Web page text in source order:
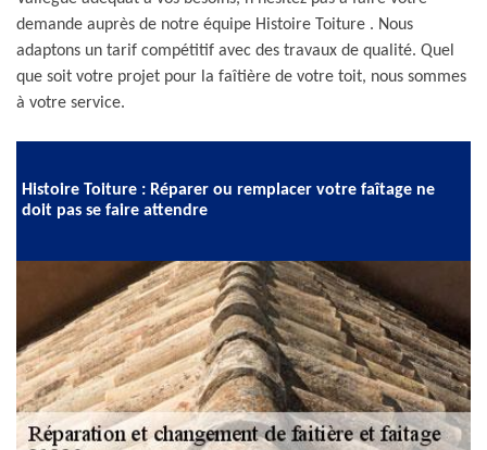
demande auprès de notre équipe Histoire Toiture . Nous
adaptons un tarif compétitif avec des travaux de qualité. Quel
que soit votre projet pour la faîtière de votre toit, nous sommes
à votre service.
Histoire Toiture : Réparer ou remplacer votre faîtage ne
doit pas se faire attendre